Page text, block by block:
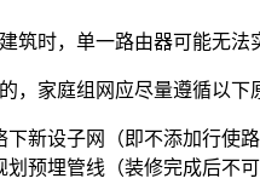
筑时，单一路由器可能无
，家庭组网应尽量遵循以下
下新设子网（即不添加行使
划预埋管线（装修完成后不